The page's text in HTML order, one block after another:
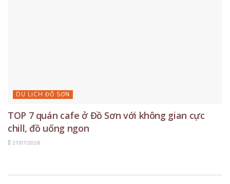
DU LỊCH ĐỒ SƠN
TOP 7 quán cafe ở Đồ Sơn với không gian cực
chill, đồ uống ngon
27/07/2026